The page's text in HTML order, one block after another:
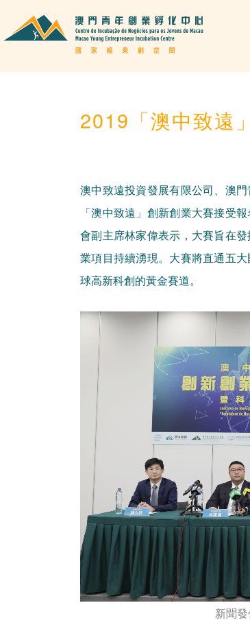
2019「澳中致遠
澳中致遠投資發展有限公司、澳
「澳中致遠」創新創業大賽接受
會副主席林家偉表示，大賽旨在
業項目持續湧現。大賽將直通五
球高新科創的黃金賽道。
新聞